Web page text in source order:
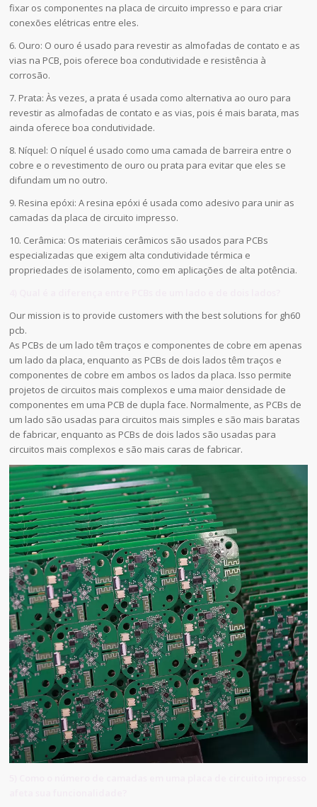
fixar os componentes na placa de circuito impresso e para criar
conexões elétricas entre eles.
6. Ouro: O ouro é usado para revestir as almofadas de contato e as
vias na PCB, pois oferece boa condutividade e resistência à
corrosão.
7. Prata: Às vezes, a prata é usada como alternativa ao ouro para
revestir as almofadas de contato e as vias, pois é mais barata, mas
ainda oferece boa condutividade.
8. Níquel: O níquel é usado como uma camada de barreira entre o
cobre e o revestimento de ouro ou prata para evitar que eles se
difundam um no outro.
9. Resina epóxi: A resina epóxi é usada como adesivo para unir as
camadas da placa de circuito impresso.
10. Cerâmica: Os materiais cerâmicos são usados para PCBs
especializadas que exigem alta condutividade térmica e
propriedades de isolamento, como em aplicações de alta potência.
Our mission is to provide customers with the best solutions for gh60
pcb.
As PCBs de um lado têm traços e componentes de cobre em apenas
um lado da placa, enquanto as PCBs de dois lados têm traços e
componentes de cobre em ambos os lados da placa. Isso permite
projetos de circuitos mais complexos e uma maior densidade de
componentes em uma PCB de dupla face. Normalmente, as PCBs de
um lado são usadas para circuitos mais simples e são mais baratas
de fabricar, enquanto as PCBs de dois lados são usadas para
circuitos mais complexos e são mais caras de fabricar.